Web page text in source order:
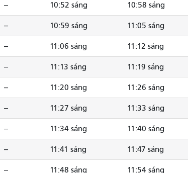
-- 10:52 sáng 10:58 sáng
-- 10:59 sáng 11:05 sáng
-- 11:06 sáng 11:12 sáng
-- 11:13 sáng 11:19 sáng
-- 11:20 sáng 11:26 sáng
-- 11:27 sáng 11:33 sáng
-- 11:34 sáng 11:40 sáng
-- 11:41 sáng 11:47 sáng
-- 11:48 sáng 11:54 sáng